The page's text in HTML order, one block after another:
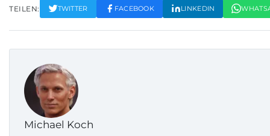
TEILEN: TWITTER FACEBOOK LINKEDIN
Michael Koch